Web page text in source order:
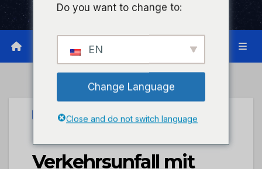
Infonetzwerk für Bad Kreuznach
UNCATEGORIZED
POL-VDKO:
Verkehrsunfall mit
Do you want to change to:
EN
Change Language
Close and do not switch language